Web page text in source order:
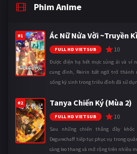
Phim Anime
#1 Ác Nữ Nửa Vời ~Truyền
FULL HD VIETSUB 10
Được điện hạ hết mực sủng ái và ví
cung đình, Reirin bất ngờ trở thành
sống ký sinh trong triều đình đã sử
#2 Tanya Chiến Ký (Mùa 2)
FULL HD VIETSUB 10
Sau những chiến thắng đầy
Degurechaff tiếp tục phục vụ trong
càng leo thang và mở rộng trên nhiều